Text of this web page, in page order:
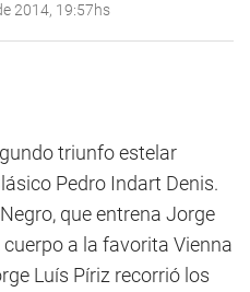
2014, 19:57hs
triunfo estelar
Pedro Indart Denis.
que entrena Jorge
a la favorita Vienna
Luís Píriz recorrió los